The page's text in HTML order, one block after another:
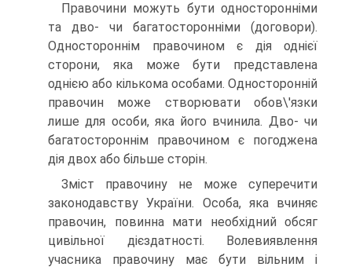
Правочини можуть бути односторонніми
та дво- чи багато­сторонніми (договори).
Одностороннім правочином є дія однієї
сторони, яка може бути представлена
однією або кількома особами. Односторонній
правочин може створювати обов\'язки
лише для особи, яка його вчинила. Дво- чи
багатостороннім правочином є погоджена
дія двох або більше сторін.
Зміст правочину не може суперечити
законодавству України. Особа, яка вчиняє
правочин, повинна мати необхідний обсяг
цивільної дієздатності. Волевиявлення
учасника правочину має бути вільним і